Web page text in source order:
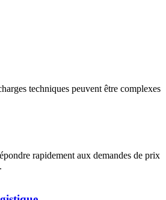
techniques peuvent être complexes
rapidement aux demandes de prix